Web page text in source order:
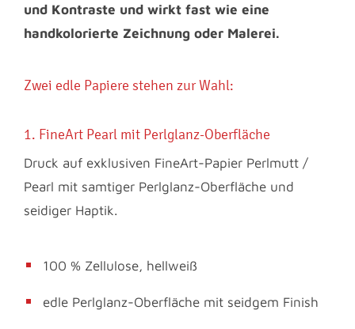
und Kontraste und wirkt fast wie eine
handkolorierte Zeichnung oder Malerei.
Zwei edle Papiere stehen zur Wahl:
1. FineArt Pearl mit Perlglanz-Oberfläche
Druck auf exklusiven FineArt-Papier Perlmutt /
Pearl mit samtiger Perlglanz-Oberfläche und
seidiger Haptik.
100 % Zellulose, hellweiß
edle Perlglanz-Oberfläche mit seidgem Finish